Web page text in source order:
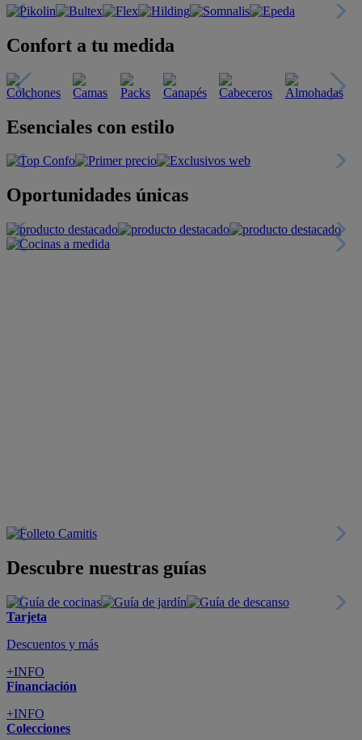
Confort a tu medida
Esenciales con estilo
Oportunidades únicas
Descubre nuestras guías
Tarjeta
Descuentos y más
+INFO
Financiación
+INFO
Colecciones